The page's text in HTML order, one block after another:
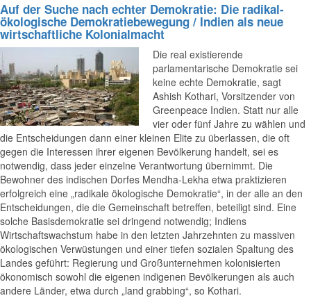
Auf der Suche nach echter Demokratie: Die radikal-
ökologische Demokratiebewegung / Indien als neue
wirtschaftliche Kolonialmacht
Die real existierende
parlamentarische Demokratie sei
keine echte Demokratie, sagt
Ashish Kothari, Vorsitzender von
Greenpeace Indien. Statt nur alle
vier oder fünf Jahre zu wählen und
die Entscheidungen dann einer kleinen Elite zu überlassen, die oft
gegen die Interessen ihrer eigenen Bevölkerung handelt, sei es
notwendig, dass jeder einzelne Verantwortung übernimmt. Die
Bewohner des indischen Dorfes Mendha-Lekha etwa praktizieren
erfolgreich eine „radikale ökologische Demokratie“, in der alle an den
Entscheidungen, die die Gemeinschaft betreffen, beteiligt sind. Eine
solche Basisdemokratie sei dringend notwendig; Indiens
Wirtschaftswachstum habe in den letzten Jahrzehnten zu massiven
ökologischen Verwüstungen und einer tiefen sozialen Spaltung des
Landes geführt: Regierung und Großunternehmen kolonisierten
ökonomisch sowohl die eigenen indigenen Bevölkerungen als auch
andere Länder, etwa durch „land grabbing“, so Kothari.